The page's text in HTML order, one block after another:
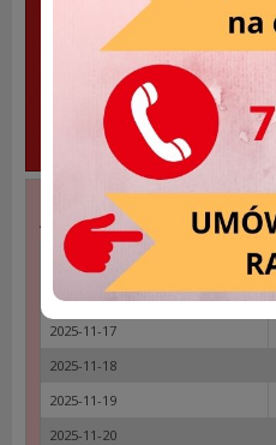
Akcje Wyjazdowe »
DATA
2025-11-15
2025-11-17
2025-11-18
2025-11-19
2025-11-20